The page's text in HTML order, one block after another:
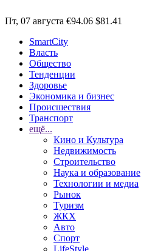
Пт, 07 августа €94.06 $81.41
SmartCity
Власть
Общество
Тенденции
Здоровье
Экономика и бизнес
Происшествия
Транспорт
ещё...
Кино и Культура
Недвижимость
Строительство
Наука и образование
Технологии и медиа
Рынок
Туризм
ЖКХ
Авто
Спорт
LifeStyle